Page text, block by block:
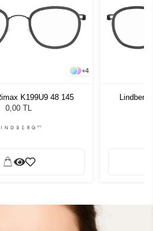
+4
K199U9 48 145
0,00 TL
Lindberg